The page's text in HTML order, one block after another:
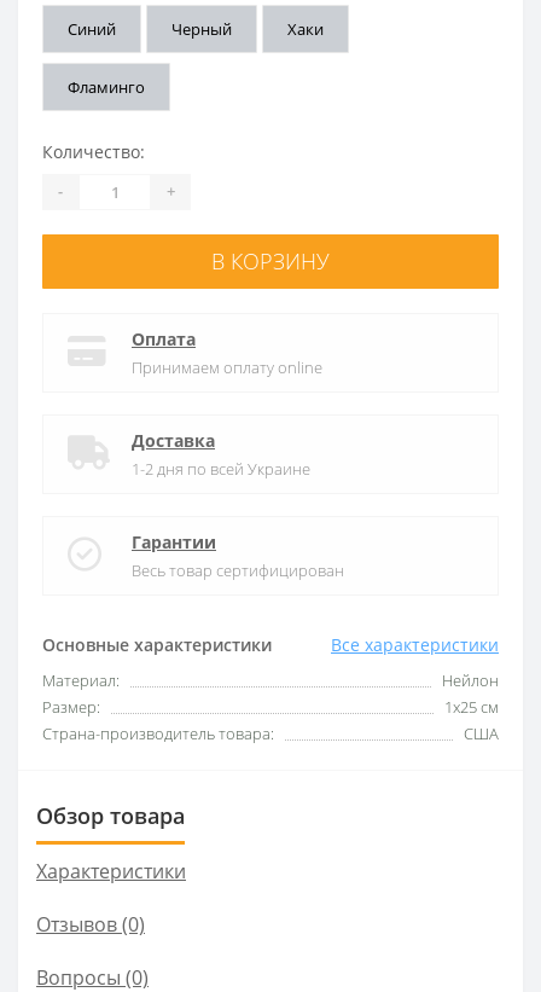
Основные характеристики Все характеристики
Материал:
Нейлон
Размер:
1х25 см
Страна-производитель товара:
США
Синий Черный Хаки
Фламинго
Количество:
- +
В КОРЗИНУ
Оплата
Принимаем оплату online
Доставка
1-2 дня по всей Украине
Гарантии
Весь товар сертифицирован
Обзор товара
Характеристики
Отзывов (0)
Вопросы (0)